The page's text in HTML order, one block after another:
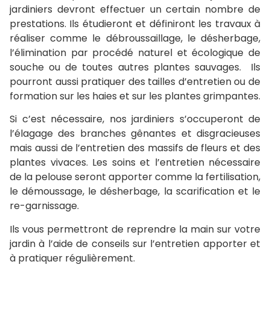
jardiniers devront effectuer un certain nombre de
prestations. Ils étudieront et définiront les travaux à
réaliser comme le débroussaillage, le désherbage,
l’élimination par procédé naturel et écologique de
souche ou de toutes autres plantes sauvages. Ils
pourront aussi pratiquer des tailles d’entretien ou de
formation sur les haies et sur les plantes grimpantes.
Si c’est nécessaire, nos jardiniers s’occuperont de
l’élagage des branches gênantes et disgracieuses
mais aussi de l’entretien des massifs de fleurs et des
plantes vivaces. Les soins et l’entretien nécessaire
de la pelouse seront apporter comme la fertilisation,
le démoussage, le désherbage, la scarification et le
re-garnissage.
Ils vous permettront de reprendre la main sur votre
jardin à l’aide de conseils sur l’entretien apporter et
à pratiquer régulièrement.